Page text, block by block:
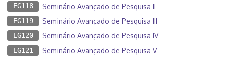
EG118 Seminário Avançado de Pesquisa II
EG119 Seminário Avançado de Pesquisa III
EG120 Seminário Avançado de Pesquisa IV
EG121 Seminário Avançado de Pesquisa V